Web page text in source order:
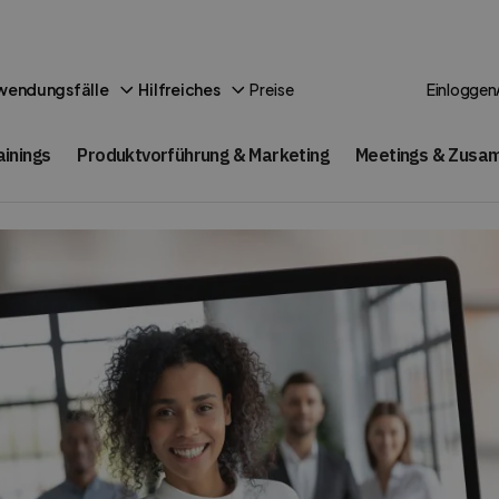
Hilfreiches Preise Einloggen
Produktvorführung & Marketing Meetings &